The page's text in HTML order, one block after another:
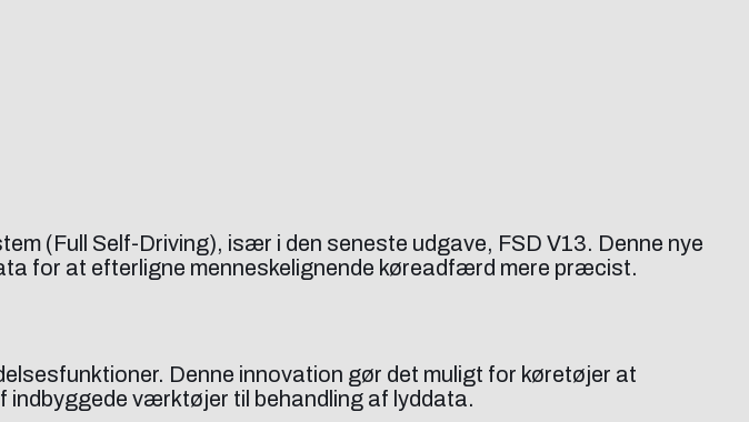
(Full Self-Driving), især i den seneste udgave, FSD V13. Denne nye
for at efterligne menneskelignende køreadfærd mere præcist.
Denne innovation gør det muligt for køretøjer at
værktøjer til behandling af lyddata.